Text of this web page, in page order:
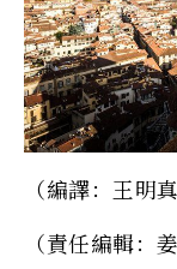
（編譯：王明真
（責任編輯：